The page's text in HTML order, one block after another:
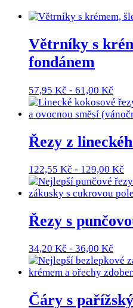
Větrníky s
fondánem
57,95 Kč - 61,00 Kč
Řezy z
122,55 Kč - 129,00 Kč
Řezy s
34,20 Kč - 36,00 Kč
Čáry s